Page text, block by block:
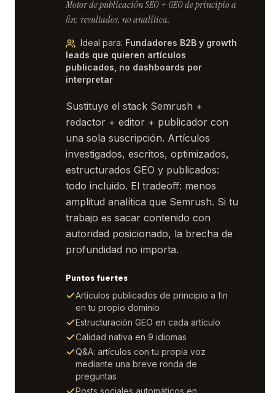
Motor de publicación SEO + GEO de principio a
fin: resultados, no analítica.
Ideal para: Fundadores B2B y growth
leads que quieren artículos
publicados, no dashboards por
interpretar
Sustituye el stack Semrush +
redactor + editor + publicador con
una sola suscripción. Artículos
investigados, escritos, optimizados,
estructurados GEO y publicados:
todo incluido. El tradeoff: menos
amplitud analítica que Semrush. Si tu
trabajo es sacar contenido con
autoridad posicionado, la brecha de
profundidad no importa.
Puntos fuertes
Artículos publicados de principio a fin
en tu propio dominio
Estructuración GEO en cada artículo
Calidad nativa en 9 idiomas
Q&A: artículos con tu propia voz
mediante una breve ronda de
preguntas
Posts sociales automáticos en